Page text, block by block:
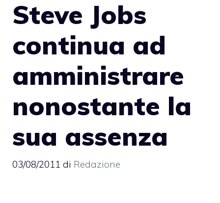
Steve Jobs
continua ad
amministrare
nonostante la
sua assenza
03/08/2011 di Redazione